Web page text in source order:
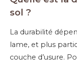
sol ?
La durabilité
lame, et plus
couche d’usure.